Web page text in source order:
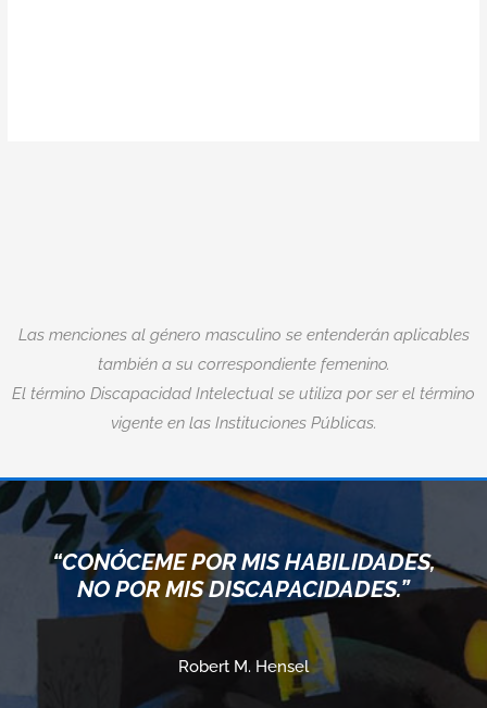
Las menciones al género masculino se entenderán aplicables
también a su correspondiente femenino.
El término Discapacidad Intelectual se utiliza por ser el término
vigente en las Instituciones Públicas.
“CONÓCEME POR MIS HABILIDADES,
NO POR MIS DISCAPACIDADES.”
Robert M. Hensel